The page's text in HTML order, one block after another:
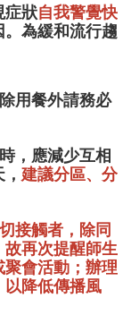
症狀自我警覺快
為緩和流行趨
用餐外請務必
，應減少互相
建議分區、分
接觸者，除同
再次提醒師生
會活動；辦理
降低傳播風